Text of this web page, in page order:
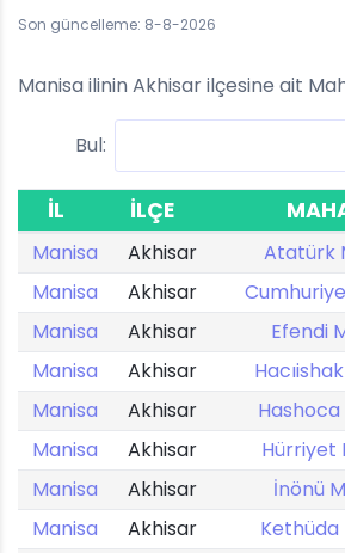
Son güncelleme: 8-8-2026
Manisa ilinin Akhisar ilçesine ait
Bul:
İL İLÇE
Manisa Akhisar
Atatürk
Manisa
Akhisar
Manisa
Akhisar
Efendi
Manisa
Akhisar
Manisa
Akhisar
Manisa
Akhisar
Hürriyet
Manisa
Akhisar
İnönü
Manisa
Akhisar
Kethüda